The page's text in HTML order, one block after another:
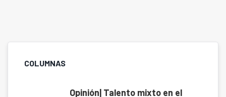
COLUMNAS
Opinión| Talento mixto en el